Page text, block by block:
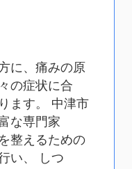
に、痛みの原
の症状に合
ます。 中津市
な専門家
整えるための
い、 しつ